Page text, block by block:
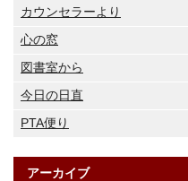
カウンセラーより
心の窓
図書室から
今日の日直
PTA便り
アーカイブ